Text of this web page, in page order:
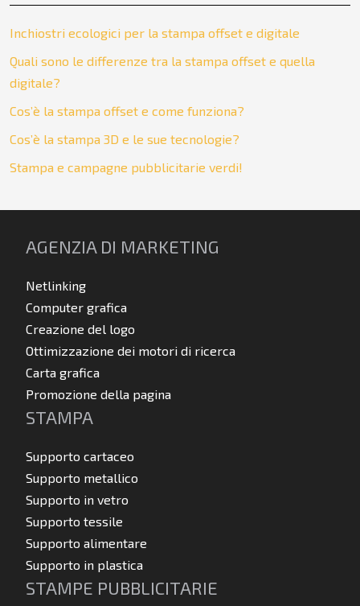
Inchiostri ecologici per la stampa offset e digitale
Quali sono le differenze tra la stampa offset e quella
digitale?
Cos’è la stampa offset e come funziona?
Cos’è la stampa 3D e le sue tecnologie?
Stampa e campagne pubblicitarie verdi!
AGENZIA DI MARKETING
Netlinking
Computer grafica
Creazione del logo
Ottimizzazione dei motori di ricerca
Carta grafica
Promozione della pagina
STAMPA
Supporto cartaceo
Supporto metallico
Supporto in vetro
Supporto tessile
Supporto alimentare
Supporto in plastica
STAMPE PUBBLICITARIE